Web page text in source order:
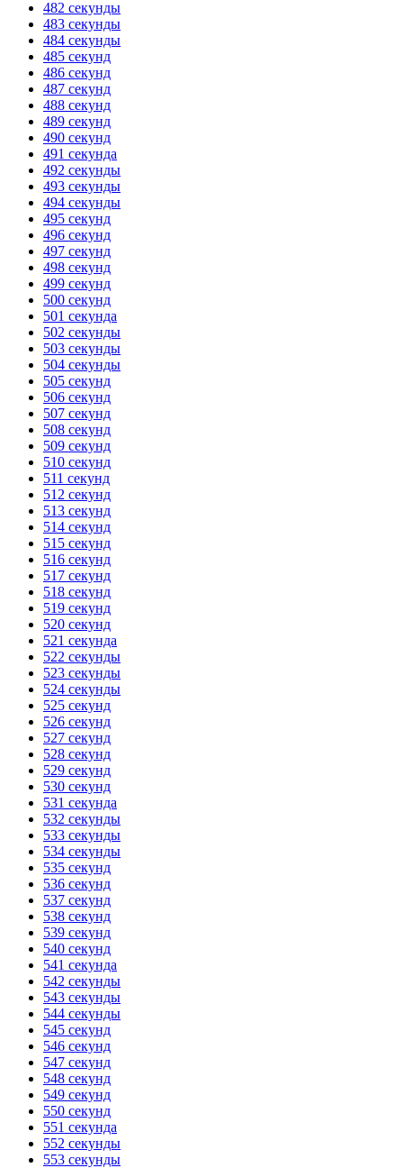
482 секунды
483 секунды
484 секунды
485 секунд
486 секунд
487 секунд
488 секунд
489 секунд
490 секунд
491 секунда
492 секунды
493 секунды
494 секунды
495 секунд
496 секунд
497 секунд
498 секунд
499 секунд
500 секунд
501 секунда
502 секунды
503 секунды
504 секунды
505 секунд
506 секунд
507 секунд
508 секунд
509 секунд
510 секунд
511 секунд
512 секунд
513 секунд
514 секунд
515 секунд
516 секунд
517 секунд
518 секунд
519 секунд
520 секунд
521 секунда
522 секунды
523 секунды
524 секунды
525 секунд
526 секунд
527 секунд
528 секунд
529 секунд
530 секунд
531 секунда
532 секунды
533 секунды
534 секунды
535 секунд
536 секунд
537 секунд
538 секунд
539 секунд
540 секунд
541 секунда
542 секунды
543 секунды
544 секунды
545 секунд
546 секунд
547 секунд
548 секунд
549 секунд
550 секунд
551 секунда
552 секунды
553 секунды